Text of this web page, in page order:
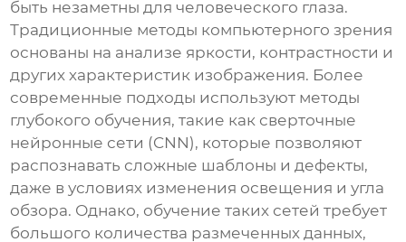
быть незаметны для человеческого глаза.
Традиционные методы компьютерного зрения
основаны на анализе яркости, контрастности и
других характеристик изображения. Более
современные подходы используют методы
глубокого обучения, такие как сверточные
нейронные сети (CNN), которые позволяют
распознавать сложные шаблоны и дефекты,
даже в условиях изменения освещения и угла
обзора. Однако, обучение таких сетей требует
большого количества размеченных данных,